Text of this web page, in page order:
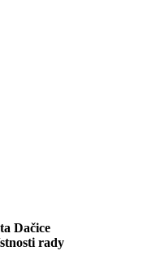
Dačice
rady